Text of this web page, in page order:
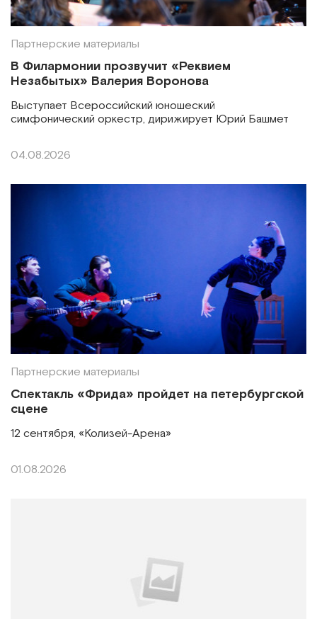
Партнерские материалы
В Филармонии прозвучит «Реквием
Незабытых» Валерия Воронова
Выступает Всероссийский юношеский
симфонический оркестр, дирижирует Юрий Башмет
04.08.2026
Партнерские материалы
Спектакль «Фрида» пройдет на петербургской
сцене
12 сентября, «Колизей-Арена»
01.08.2026